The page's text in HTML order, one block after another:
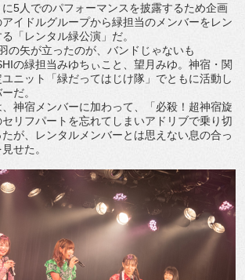
5人でのパフォーマンスを披露するため企画
イドルグループから緑担当のメンバーをレン
「レンタル緑公演」だ。
の矢が立ったのが、バンドじゃないも
の緑担当みゆちぃこと、望月みゆ。神宿・関
ニット「緑だってはじけ隊」でともに活動し
だ。
神宿メンバーに加わって、「必殺！超神宿旋
リフパートを忘れてしまいアドリブで乗り切
が、レンタルメンバーとは思えない息の合っ
せた。